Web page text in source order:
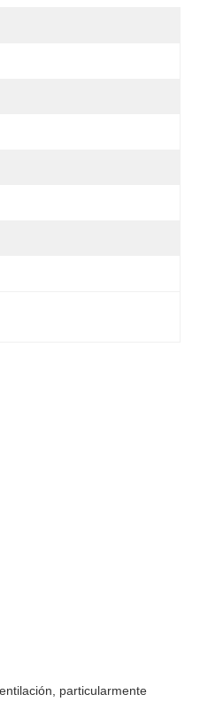
particularmente